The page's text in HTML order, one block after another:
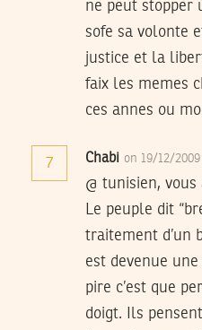
ne peut stopper
sofe sa volonte
justice et la
faix les memes
ces annes ou
7 Chabi on 19/12/
@ tunisien,
Le peuple dit
traitement d’un
est devenue
pire c’est que
doigt. Ils